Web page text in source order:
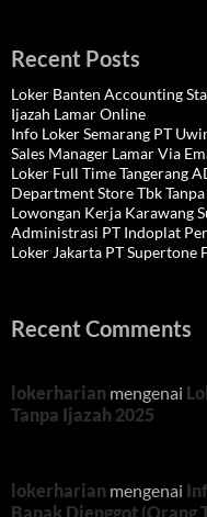
Recent Posts
Loker Banten Accounting
Ijazah Lamar Online
Info Loker Semarang PT
Sales Manager Lamar Via
Loker Full Time Tangerang
Department Store Tbk
Lowongan Kerja Karawang
Administrasi PT Indoplat
Loker Jakarta PT
Recent Comments
lokerharian mengenai
Tanpa Ijazah 2025
lokerharian mengenai
Bapak Djenggot (Orang